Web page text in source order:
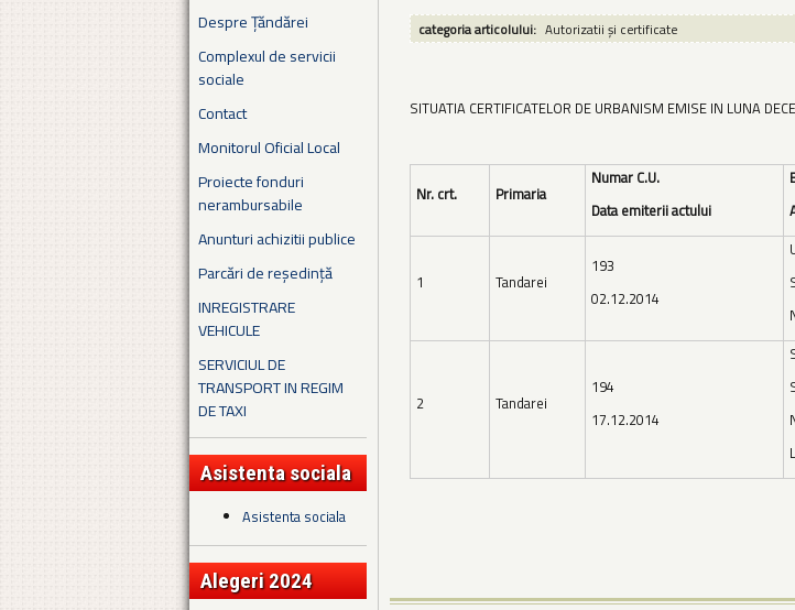
Despre Țăndărei
Complexul de servicii
sociale
Contact
Monitorul Oficial Local
Proiecte fonduri
nerambursabile
Anunturi achizitii publice
Parcări de reședință
INREGISTRARE
VEHICULE
SERVICIUL DE
TRANSPORT IN REGIM
DE TAXI
Asistenta sociala
Asistenta sociala
Alegeri 2024
categoria articolului: Autorizatii și certificate
SITUATIA CERTIFICATELOR DE URBANISM EMISE IN LUNA
Nr. crt. Primaria
Numar C.U.
Data emiterii actului
1 Tandarei
193
02.12.2014
2 Tandarei
194
17.12.2014